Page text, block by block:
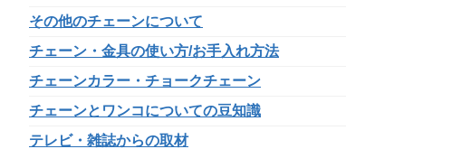
その他のチェーンについて
チェーン・金具の使い方/お手入れ方法
チェーンカラー・チョークチェーン
チェーンとワンコについての豆知識
テレビ・雑誌からの取材